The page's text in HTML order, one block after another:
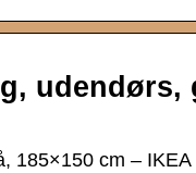
udendørs,
185×150 cm – IKEA